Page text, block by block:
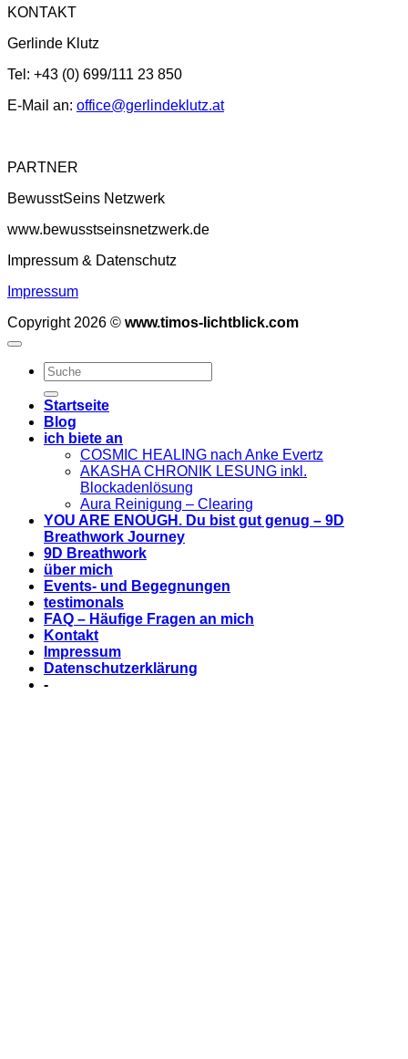
KONTAKT
Gerlinde Klutz
Tel: +43 (0) 699/111 23 850
E-Mail an: office@gerlindeklutz.at
PARTNER
BewusstSeins Netzwerk
www.bewusstseinsnetzwerk.de
Impressum & Datenschutz
Impressum
Copyright 2026 © www.timos-lichtblick.com
Startseite
Blog
ich biete an
COSMIC HEALING nach Anke Evertz
AKASHA CHRONIK LESUNG inkl.
Blockadenlösung
Aura Reinigung – Clearing
YOU ARE ENOUGH. Du bist gut genug – 9D
Breathwork Journey
9D Breathwork
über mich
Events- und Begegnungen
testimonals
FAQ – Häufige Fragen an mich
Kontakt
Impressum
Datenschutzerklärung
-